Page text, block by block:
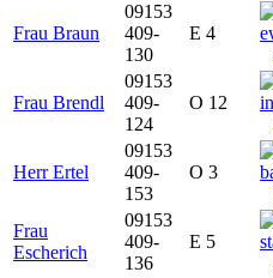
Frau Braun
09153
409-
130
E 4
Frau Brendl
09153
409-
124
O 12
Herr Ertel
09153
409-
153
O 3
Frau
Escherich
09153
409-
136
E 5